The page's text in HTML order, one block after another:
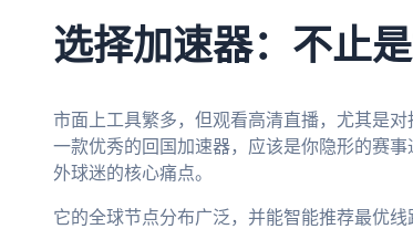
选择加速器：不止
市面上工具繁多，但观看高清直播，尤其是
一款优秀的回国加速器，应该是你隐形的赛事
外球迷的核心痛点。
它的全球节点分布广泛，并能智能推荐最优